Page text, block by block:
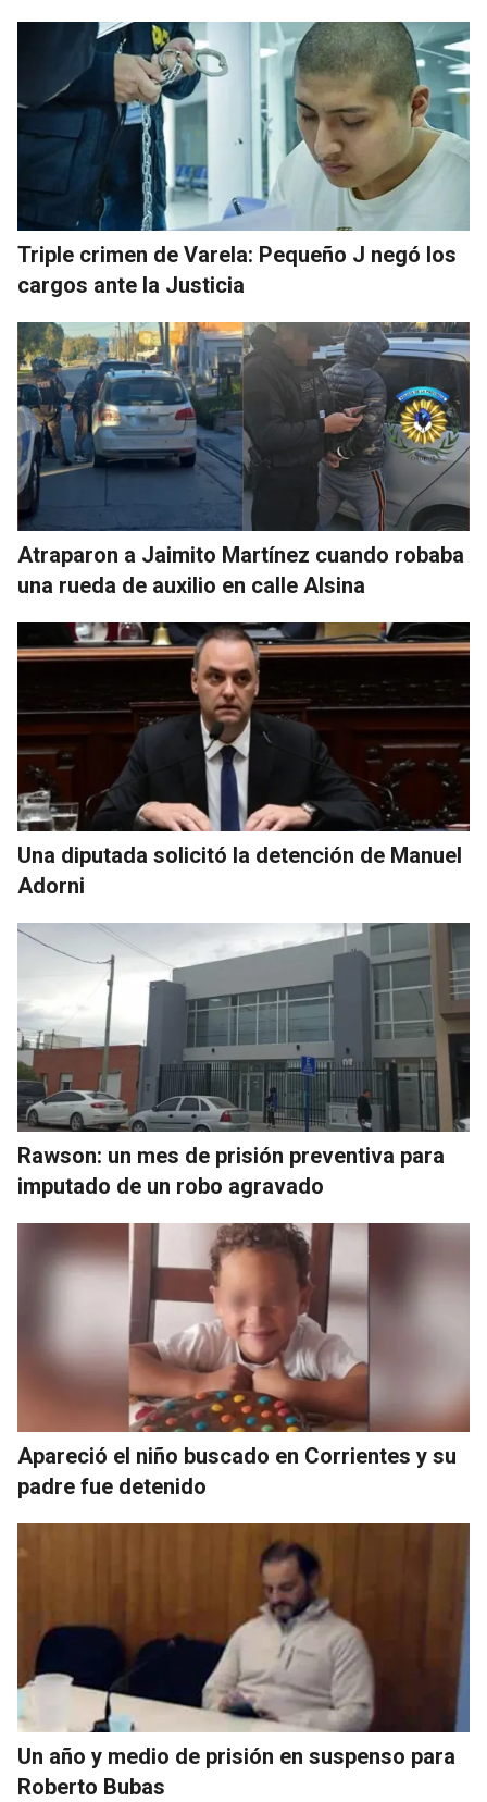
Triple crimen de Varela: Pequeño J negó los
cargos ante la Justicia
Atraparon a Jaimito Martínez cuando robaba
una rueda de auxilio en calle Alsina
Una diputada solicitó la detención de Manuel
Adorni
Rawson: un mes de prisión preventiva para
imputado de un robo agravado
Apareció el niño buscado en Corrientes y su
padre fue detenido
Un año y medio de prisión en suspenso para
Roberto Bubas